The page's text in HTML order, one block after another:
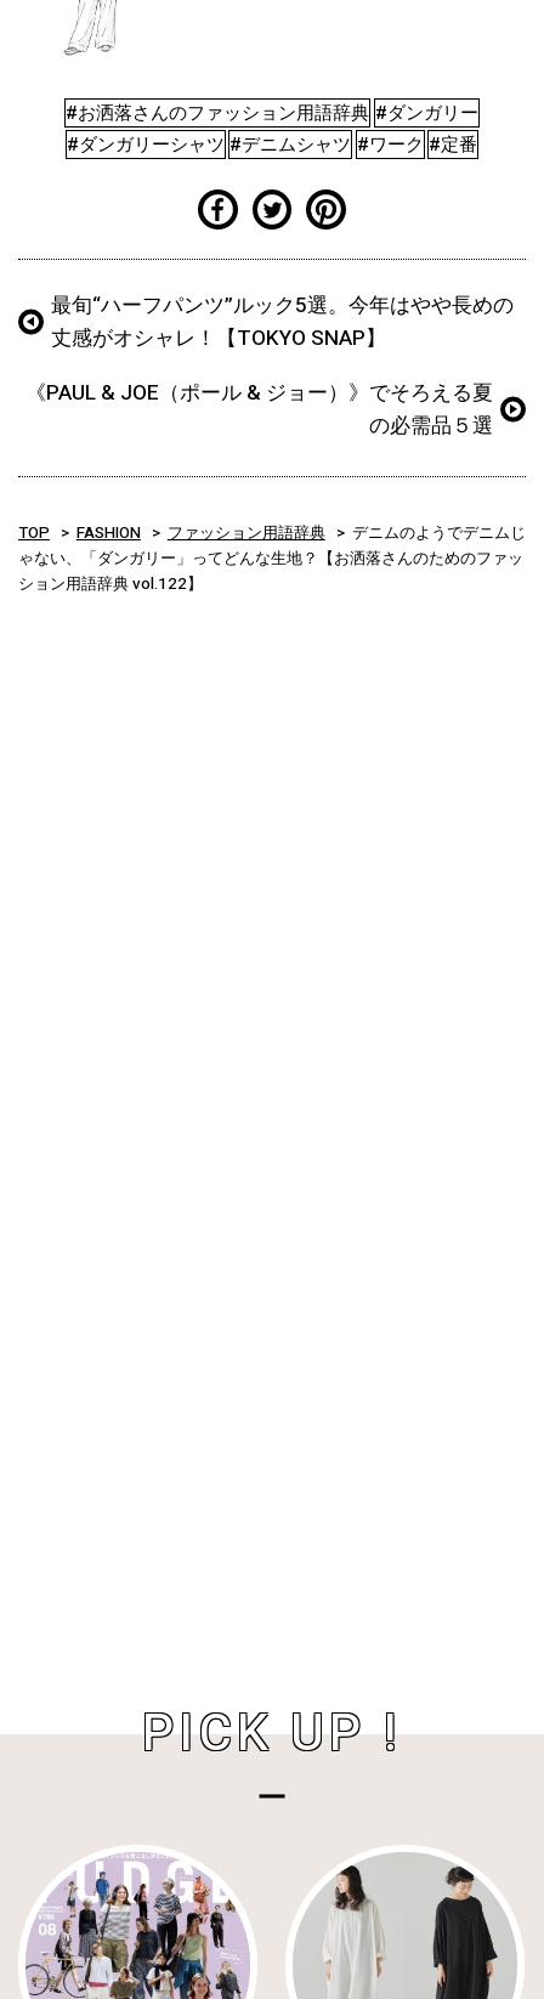
#お洒落さんのファッション用語辞典 #ダンガリー
#ダンガリーシャツ #デニムシャツ #ワーク #定番
最旬“ハーフパンツ”ルック5選。今年はやや長めの
丈感がオシャレ！【TOKYO SNAP】
《PAUL & JOE（ポール & ジョー）》でそろえる夏
の必需品５選
TOP FASHION ファッション用語辞典
デニムのようでデニムじ
ゃない、「ダンガリー」ってどんな生地？【お洒落さんのためのファッ
ション用語辞典 vol.122】
PICK UP !